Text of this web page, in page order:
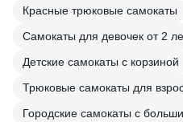
Красные трюковые самокаты
Самокаты для девочек от 2
Детские самокаты с корзиной
Трюковые самокаты для
Городские самокаты с